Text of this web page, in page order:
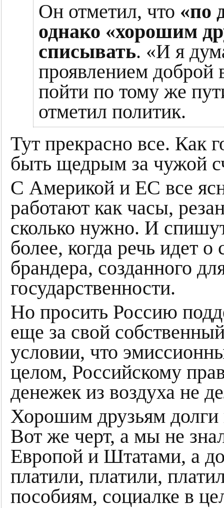
Он отметил, что «по
однако «хорошим
списывать. «И я
проявлением доброй
пойти по тому же
отметил политик.
Тут прекрасно все. Как
быть щедрым за чужой
С Америкой и ЕС все
работают как часы,
сколько нужно. И
более, когда речь идет
брандера, созданного
государственности.
Но просить Россию
еще за свой
условии, что
целом, Российскому
денежек из воздуха не
Хорошим друзьям долги
Вот же черт, а мы не
Европой и Штатами, а
платили, платили,
пособиям, социалке в